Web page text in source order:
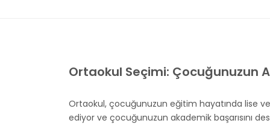
Ortaokul Seçimi: Çocuğunuzun
Ortaokul, çocuğunuzun eğitim hayatında lise
ediyor ve çocuğunuzun akademik başarısını